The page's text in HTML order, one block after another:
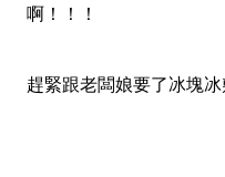
啊！！！
趕緊跟老闆娘要了冰塊冰